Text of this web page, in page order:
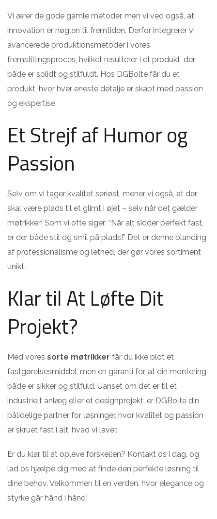
Vi ærer de gode gamle metoder, men vi ved også, at
innovation er nøglen til fremtiden. Derfor integrerer vi
avancerede produktionsmetoder i vores
fremstillingsproces, hvilket resulterer i et produkt, der
både er solidt og stilfuldt. Hos DGBolte får du et
produkt, hvor hver eneste detalje er skabt med passion
og ekspertise.
Et Strejf af Humor og
Passion
Selv om vi tager kvalitet seriøst, mener vi også, at der
skal være plads til et glimt i øjet – selv når det gælder
møtrikker! Som vi ofte siger: “Når alt sidder perfekt fast,
er der både stil og smil på plads!” Det er denne blanding
af professionalisme og lethed, der gør vores sortiment
unikt.
Klar til At Løfte Dit
Projekt?
Med vores sorte møtrikker får du ikke blot et
fastgørelsesmiddel, men en garanti for, at din montering
både er sikker og stilfuld. Uanset om det er til et
industrielt anlæg eller et designprojekt, er DGBolte din
pålidelige partner for løsninger, hvor kvalitet og passion
er skruet fast i alt, hvad vi laver.
Er du klar til at opleve forskellen? Kontakt os i dag, og
lad os hjælpe dig med at finde den perfekte løsning til
dine behov. Velkommen til en verden, hvor elegance og
styrke går hånd i hånd!